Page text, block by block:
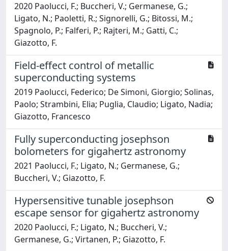
2020 Paolucci, F.; Buccheri, V.; Germanese, G.;
Ligato, N.; Paoletti, R.; Signorelli, G.; Bitossi, M.;
Spagnolo, P.; Falferi, P.; Rajteri, M.; Gatti, C.;
Giazotto, F.
Field-effect control of metallic
superconducting systems
2019 Paolucci, Federico; De Simoni, Giorgio; Solinas,
Paolo; Strambini, Elia; Puglia, Claudio; Ligato, Nadia;
Giazotto, Francesco
Fully superconducting josephson
bolometers for gigahertz astronomy
2021 Paolucci, F.; Ligato, N.; Germanese, G.;
Buccheri, V.; Giazotto, F.
Hypersensitive tunable josephson
escape sensor for gigahertz astronomy
2020 Paolucci, F.; Ligato, N.; Buccheri, V.;
Germanese, G.; Virtanen, P.; Giazotto, F.